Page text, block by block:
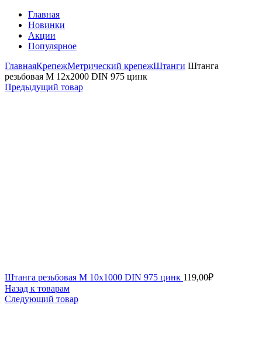
Главная
Новинки
Акции
Популярное
ГлавнаяКрепежМетрический крепежШтанги Штанга
резьбовая М 12х2000 DIN 975 цинк
Предыдущий товар
Штанга резьбовая М 10х1000 DIN 975 цинк 119,00₽
Назад к товарам
Следующий товар